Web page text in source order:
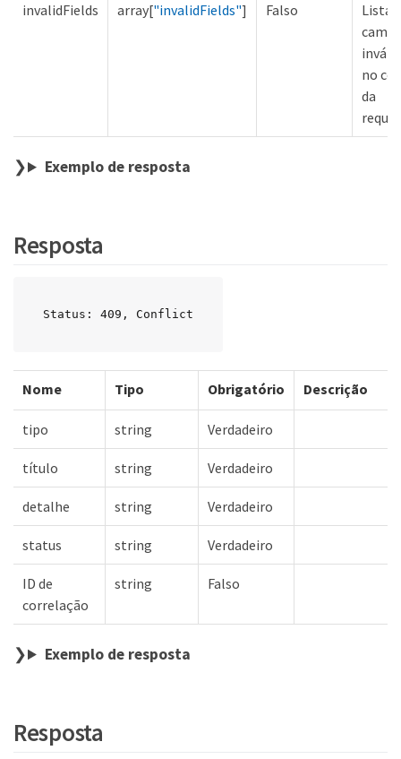
invalidFields array["invalidFields"] Falso
Lista
no
da
Exemplo de resposta
Resposta
Status: 409, Conflict
Nome Tipo Obrigatório Descrição
tipo string Verdadeiro
título string Verdadeiro
detalhe string Verdadeiro
status string Verdadeiro
ID de
correlação
string Falso
Exemplo de resposta
Resposta